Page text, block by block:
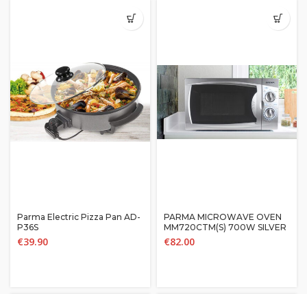
Parma Electric Pizza Pan AD-
P36S
€39.90
PARMA MICROWAVE OVEN
MM720CTM(S) 700W SILVER
€82.00